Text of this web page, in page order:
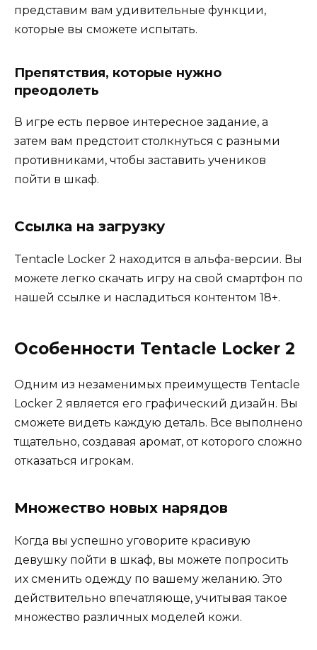
представим вам удивительные функции,
которые вы сможете испытать.
Препятствия, которые нужно
преодолеть
В игре есть первое интересное задание, а
затем вам предстоит столкнуться с разными
противниками, чтобы заставить учеников
пойти в шкаф.
Ссылка на загрузку
Tentacle Locker 2 находится в альфа-версии. Вы
можете легко скачать игру на свой смартфон по
нашей ссылке и насладиться контентом 18+.
Особенности Tentacle Locker 2
Одним из незаменимых преимуществ Tentacle
Locker 2 является его графический дизайн. Вы
сможете видеть каждую деталь. Все выполнено
тщательно, создавая аромат, от которого сложно
отказаться игрокам.
Множество новых нарядов
Когда вы успешно уговорите красивую
девушку пойти в шкаф, вы можете попросить
их сменить одежду по вашему желанию. Это
действительно впечатляюще, учитывая такое
множество различных моделей кожи.